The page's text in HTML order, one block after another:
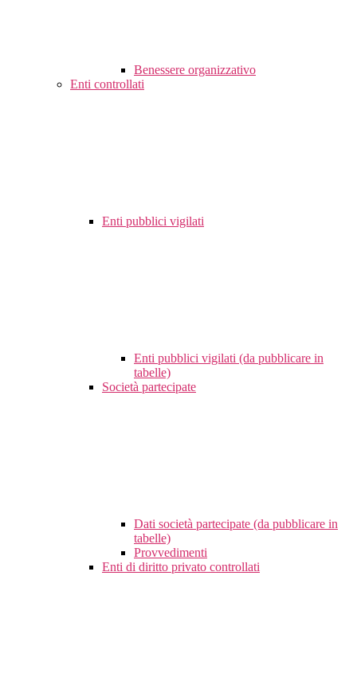
Benessere organizzativo
Enti controllati
Enti pubblici vigilati
Enti pubblici vigilati (da pubblicare in
tabelle)
Società partecipate
Dati società partecipate (da pubblicare in
tabelle)
Provvedimenti
Enti di diritto privato controllati